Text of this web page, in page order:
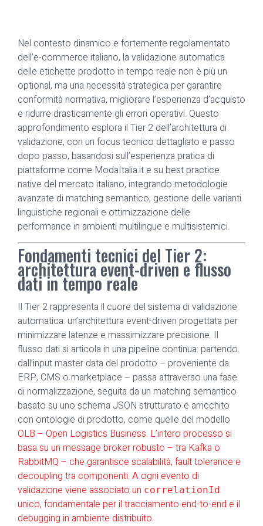
Nel contesto dinamico e fortemente regolamentato
dell’e-commerce italiano, la validazione automatica
delle etichette prodotto in tempo reale non è più un
optional, ma una necessità strategica per garantire
conformità normativa, migliorare l’esperienza d’acquisto
e ridurre drasticamente gli errori operativi. Questo
approfondimento esplora il Tier 2 dell’architettura di
validazione, con un focus tecnico dettagliato e passo
dopo passo, basandosi sull’esperienza pratica di
piattaforme come ModaItalia.it e su best practice
native del mercato italiano, integrando metodologie
avanzate di matching semantico, gestione delle varianti
linguistiche regionali e ottimizzazione delle
performance in ambienti multilingue e multisistemici.
Fondamenti tecnici del Tier 2:
architettura event-driven e flusso
dati in tempo reale
Il Tier 2 rappresenta il cuore del sistema di validazione
automatica: un’architettura event-driven progettata per
minimizzare latenze e massimizzare precisione. Il
flusso dati si articola in una pipeline continua: partendo
dall’input master data del prodotto – proveniente da
ERP, CMS o marketplace – passa attraverso una fase
di normalizzazione, seguita da un matching semantico
basato su uno schema JSON strutturato e arricchito
con ontologie di prodotto, come quelle del modello
OLB – Open Logistics Business. L’intero processo si
basa su un message broker robusto – tra Kafka o
RabbitMQ – che garantisce scalabilità, fault tolerance e
decoupling tra componenti. A ogni evento di
validazione viene associato un correlationId
unico, fondamentale per il tracciamento end-to-end e il
debugging in ambiente distribuito.